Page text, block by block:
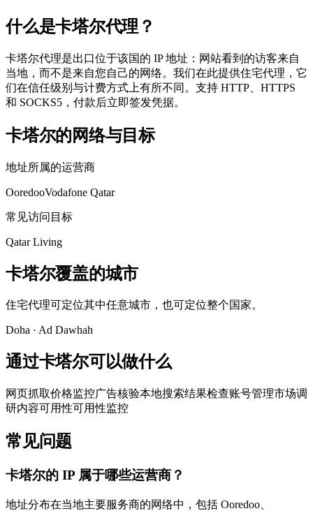
什么是卡塔尔代理？
卡塔尔代理是出口位于该国的 IP 地址：网站看到的访客来自
当地，而不是来自您自己的网络。我们在此提供住宅代理，它
们在信任级别与计费方式上有所不同。支持 HTTP、HTTPS
和 SOCKS5，付款后立即签发凭据。
卡塔尔的网络与目标
地址所属的运营商
OoredooVodafone Qatar
常见访问目标
Qatar Living
卡塔尔覆盖的城市
住宅代理可定位其中任意城市，也可定位整个国家。
Doha · Ad Dawhah
通过卡塔尔可以做什么
网页抓取价格监控广告核验本地搜索结果检查账号管理市场调
研内容可用性可用性监控
常见问题
卡塔尔的 IP 属于哪些运营商？
地址分布在当地主要服务商的网络中，包括 Ooredoo、